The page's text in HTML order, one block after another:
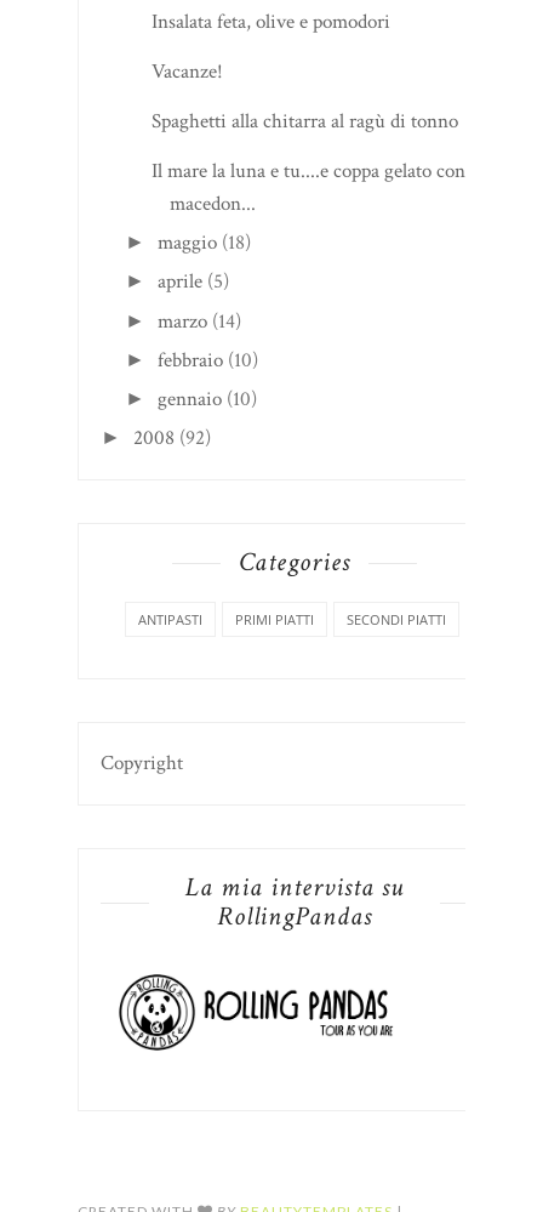
Insalata feta, olive e pomodori
Vacanze!
Spaghetti alla chitarra al ragù di tonno
Il mare la luna e tu....e coppa gelato con
macedon...
►maggio (18)
►aprile (5)
►marzo (14)
►febbraio (10)
►gennaio (10)
► 2008 (92)
Categories
ANTIPASTI PRIMI PIATTI SECONDI PIATTI
Copyright
La mia intervista su
RollingPandas